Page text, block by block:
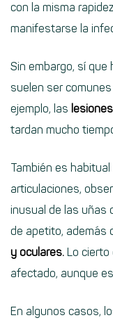
con la misma
manifestarse la
Sin embargo, sí
suelen ser
ejemplo, las
tardan mucho
También es
articulaciones,
inusual de las uñas
de apetito, además
y oculares. Lo
afectado, aunque
En algunos casos,